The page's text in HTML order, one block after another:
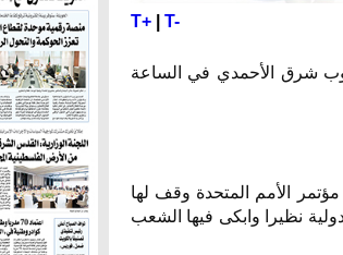
T+| T-
ريختر ضربت جنوب شرق الأحمدي في الساعة
مؤتمر الأمم المتحدة وقف لها
نظيرا وابكى فيها الشعب